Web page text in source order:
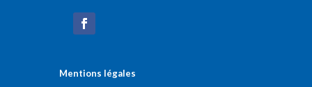
Mentions légales